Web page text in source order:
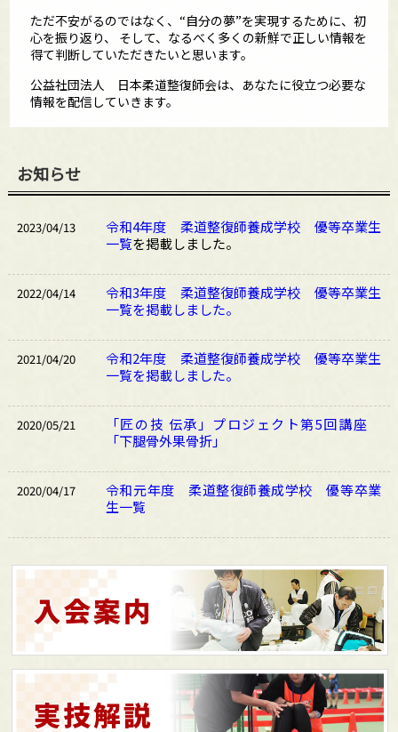
ただ不安がるのではなく、“自分の夢”を実現するために、初
心を振り返り、
そして、なるべく多くの新鮮で正しい情報を
得て判断していただきたいと思います。
公益社団法人 日本柔道整復師会は、あなたに役立つ必要な
情報を配信していきます。
お知らせ
2023/04/13
令和4年度 柔道整復師養成学校 優等卒業生
一覧を掲載しました。
2022/04/14
令和3年度 柔道整復師養成学校 優等卒業生
一覧を掲載しました。
2021/04/20
令和2年度 柔道整復師養成学校 優等卒業生
一覧を掲載しました。
2020/05/21
「匠の技 伝承」プロジェクト第5回講座
「下腿骨外果骨折」
2020/04/17
令和元年度 柔道整復師養成学校 優等卒業
生一覧